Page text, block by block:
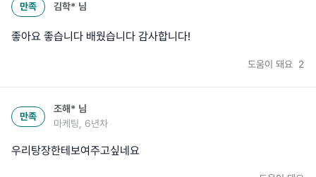
만족 김학* 님
좋아요 좋습니다 배웠습니다 감사합니다!
도움이 돼요 2
만족
조해* 님
마케팅, 6년차
우리탕장한테보여주고싶네요